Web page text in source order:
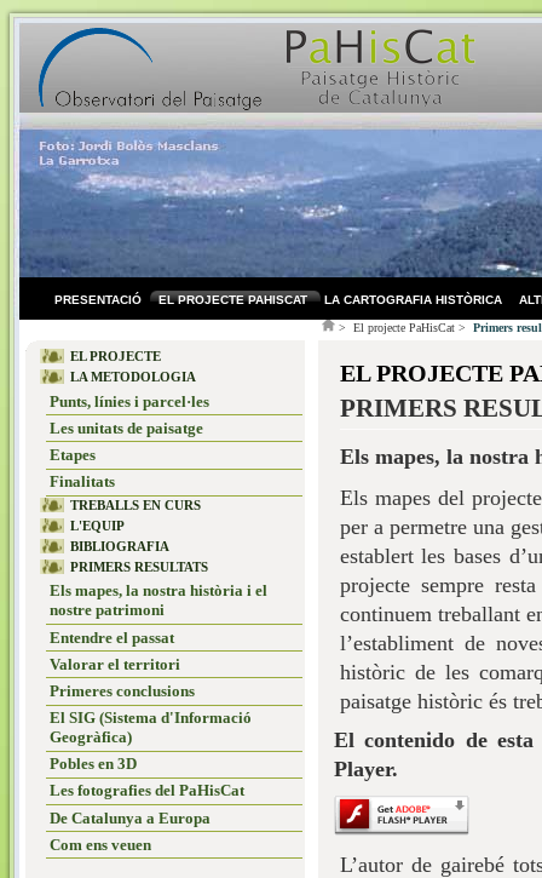
PRESENTACIÓ EL PROJECTE PAHISCAT LA CARTOGRAFIA HISTÒRICA
> El projecte PaHisCat > Primers
EL PROJECTE
LA METODOLOGIA
Punts, línies i parcel·les
Les unitats de paisatge
Etapes
Finalitats
TREBALLS EN CURS
L'EQUIP
BIBLIOGRAFIA
PRIMERS RESULTATS
Els mapes, la nostra història i el
nostre patrimoni
Entendre el passat
Valorar el territori
Primeres conclusions
El SIG (Sistema d'Informació
Geogràfica)
Pobles en 3D
Les fotografies del PaHisCat
De Catalunya a Europa
Com ens veuen
EL PROJECTE
PRIMERS
Els mapes, la
Els mapes del
per a permetre una
establert les bases
projecte sempre
continuem treballant
l’establiment de
històric de les
paisatge històric és
El contenido de
Player.
L’autor de gairebé